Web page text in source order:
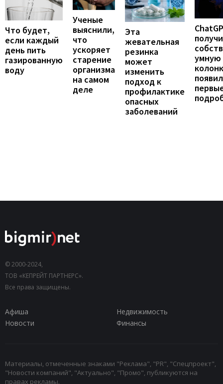
Что будет,
если каждый
день пить
газированную
воду
Ученые
выяснили,
что
ускоряет
старение
организма
на самом
деле
Эта
жевательная
резинка
может
изменить
подход к
профилактике
опасных
заболеваний
умную
© 2000-2024,
ТОВ «КЕПРЕЙТ ПАРТНЕРС».
Все права защищены.
Афиша
Недвижимость
Новости
Финансы
Материалы, отмеченные знаками "Реклама", "PR", "Спецпроект",
"Новости компаний", "Актуально", "Промо", публикуются на
правах рекламы.